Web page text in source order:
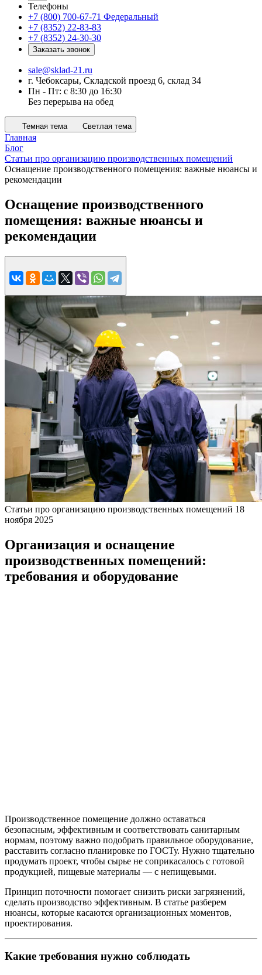
Телефоны
+7 (800) 700-67-71 Федеральный
+7 (8352) 22-83-83
+7 (8352) 24-30-30
Заказать звонок
sale@sklad-21.ru
г. Чебоксары, Складской проезд 6, склад 34
Пн - Пт: с 8:30 до 16:30
Без перерыва на обед
Темная тема Светлая тема
Главная
Блог
Статьи про организацию производственных помещений
Оснащение производственного помещения: важные нюансы и
рекомендации
Оснащение производственного
помещения: важные нюансы и
рекомендации
Статьи про организацию производственных помещений 18
ноября 2025
Организация и оснащение
производственных помещений:
требования и оборудование
Производственное помещение должно оставаться
безопасным, эффективным и соответствовать санитарным
нормам, поэтому важно подобрать правильное оборудование,
расставить согласно планировке по ГОСТу. Нужно тщательно
продумать проект, чтобы сырье не соприкасалось с готовой
продукцией, пищевые материалы — с непищевыми.
Принцип поточности помогает снизить риски загрязнений,
сделать производство эффективным. В статье разберем
нюансы, которые касаются организационных моментов,
проектирования.
Какие требования нужно соблюдать